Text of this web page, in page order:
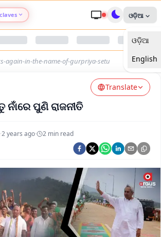
Argus Nari Shakti
Argus Swaad Odisha
Argus Chalo Dekhein Apna Desh
ଓଡ଼ିଆ
ଓଡ଼ିଆ
English
again-in-the-name-of-gurpriya-setu
Translate
ପୁଣି ରାଜନୀତି
·2 years ago· 2 min read